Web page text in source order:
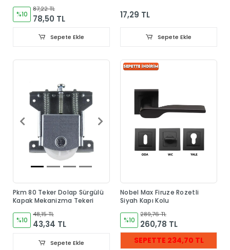
%10
87,22 TL
78,50 TL
Sepete Ekle
17,29 TL
Sepete Ekle
Pkm 80 Teker Dolap Sürgülü
Kapak Mekanizma Tekeri
%10
48,15 TL
43,34 TL
Sepete Ekle
Nobel Max Firuze Rozetli
Siyah Kapı Kolu
%10
289,76 TL
260,78 TL
SEPETTE 234,70 TL